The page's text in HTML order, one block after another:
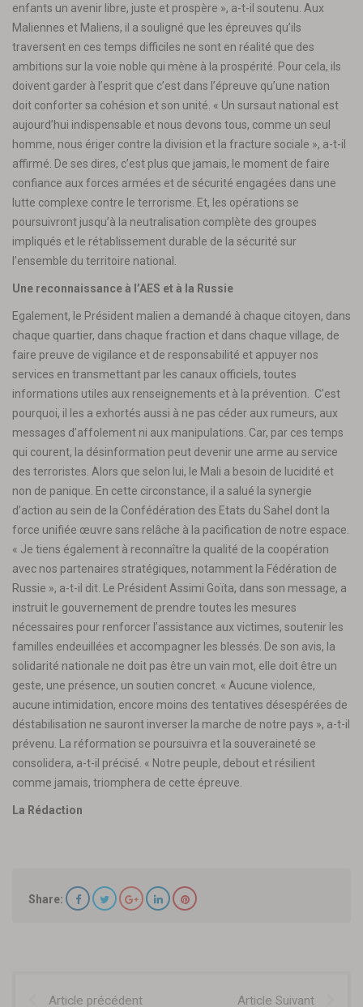
enfants un avenir libre, juste et prospère », a-t-il soutenu. Aux
Maliennes et Maliens, il a souligné que les épreuves qu’ils
traversent en ces temps difficiles ne sont en réalité que des
ambitions sur la voie noble qui mène à la prospérité. Pour cela, ils
doivent garder à l’esprit que c’est dans l’épreuve qu’une nation
doit conforter sa cohésion et son unité. « Un sursaut national est
aujourd’hui indispensable et nous devons tous, comme un seul
homme, nous ériger contre la division et la fracture sociale », a-t-il
affirmé. De ses dires, c’est plus que jamais, le moment de faire
confiance aux forces armées et de sécurité engagées dans une
lutte complexe contre le terrorisme. Et, les opérations se
poursuivront jusqu’à la neutralisation complète des groupes
impliqués et le rétablissement durable de la sécurité sur
l’ensemble du territoire national.
Une reconnaissance à l’AES et à la Russie
Egalement, le Président malien a demandé à chaque citoyen, dans
chaque quartier, dans chaque fraction et dans chaque village, de
faire preuve de vigilance et de responsabilité et appuyer nos
services en transmettant par les canaux officiels, toutes
informations utiles aux renseignements et à la prévention. C’est
pourquoi, il les a exhortés aussi à ne pas céder aux rumeurs, aux
messages d’affolement ni aux manipulations. Car, par ces temps
qui courent, la désinformation peut devenir une arme au service
des terroristes. Alors que selon lui, le Mali a besoin de lucidité et
non de panique. En cette circonstance, il a salué la synergie
d’action au sein de la Confédération des Etats du Sahel dont la
force unifiée œuvre sans relâche à la pacification de notre espace.
« Je tiens également à reconnaître la qualité de la coopération
avec nos partenaires stratégiques, notamment la Fédération de
Russie », a-t-il dit. Le Président Assimi Goïta, dans son message, a
instruit le gouvernement de prendre toutes les mesures
nécessaires pour renforcer l’assistance aux victimes, soutenir les
familles endeuillées et accompagner les blessés. De son avis, la
solidarité nationale ne doit pas être un vain mot, elle doit être un
geste, une présence, un soutien concret. « Aucune violence,
aucune intimidation, encore moins des tentatives désespérées de
déstabilisation ne sauront inverser la marche de notre pays », a-t-il
prévenu. La réformation se poursuivra et la souveraineté se
consolidera, a-t-il précisé. « Notre peuple, debout et résilient
comme jamais, triomphera de cette épreuve.
La Rédaction
Share:
Article précédent Article Suivant